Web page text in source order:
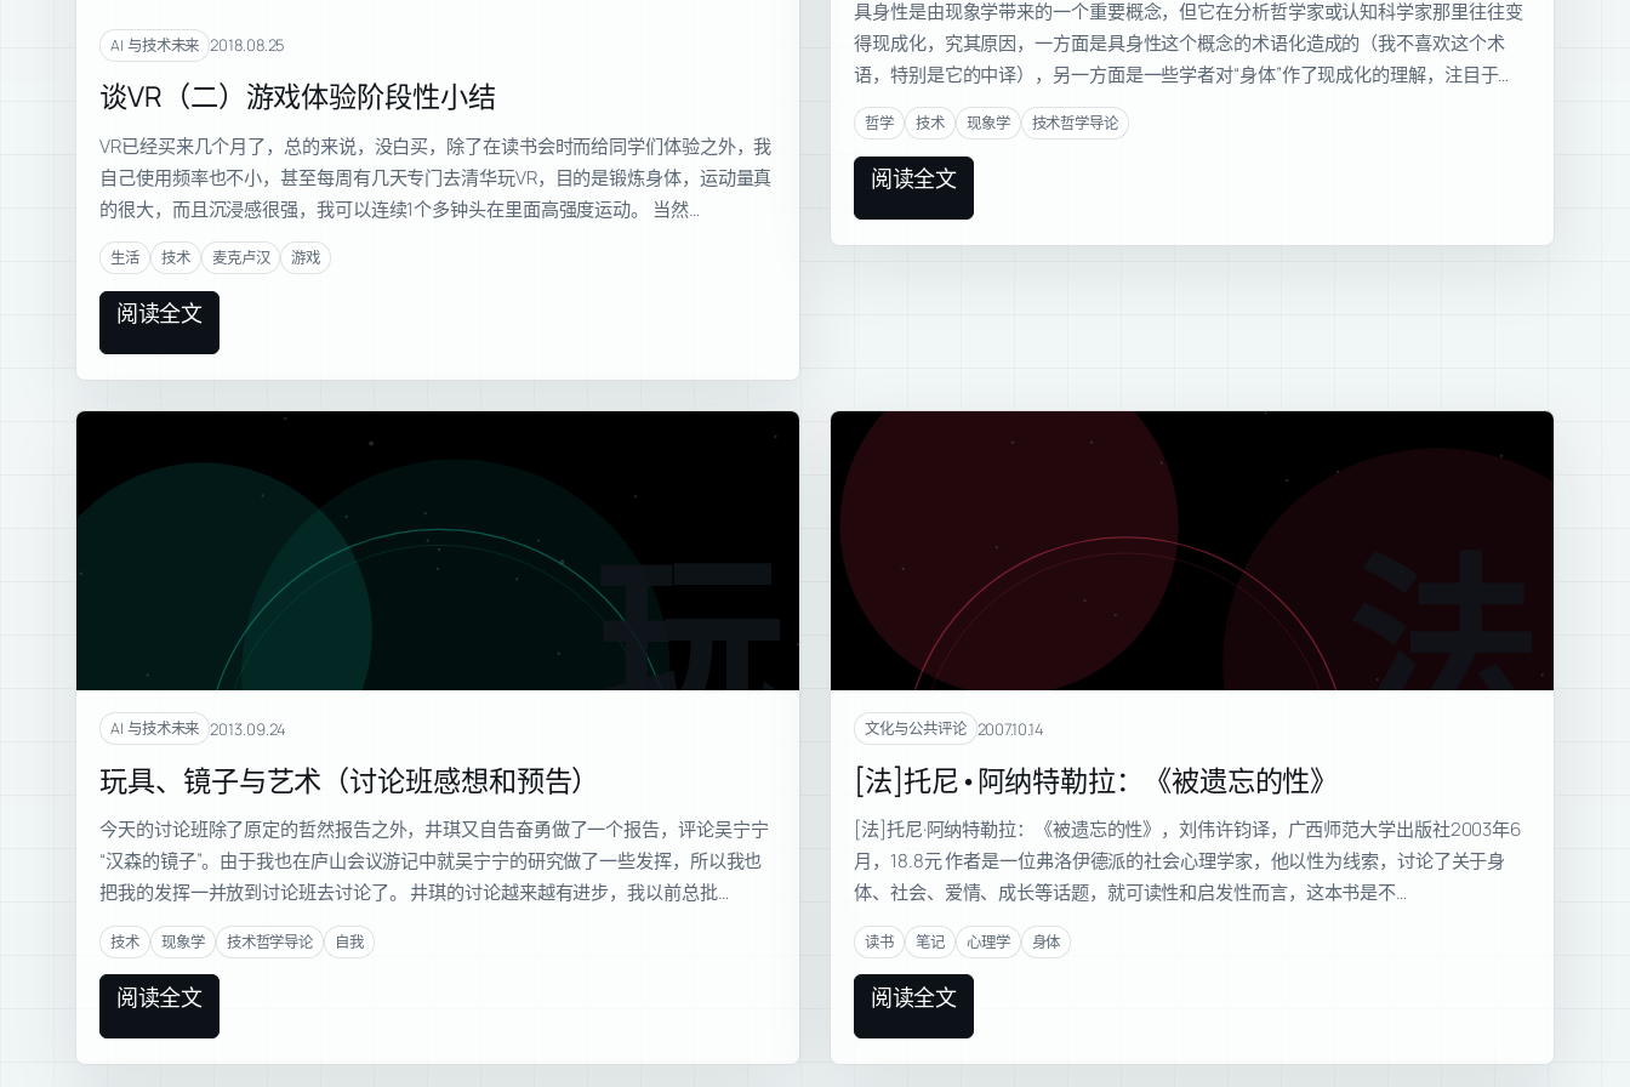
AI 与技术未来 2018.08.25
谈VR（二）游戏体验阶段性小结
VR已经买来几个月了，总的来说，没白买，除了在读书会时而给同学们体验之外，我
自己使用频率也不小，甚至每周有几天专门去清华玩VR，目的是锻炼身体，运动量真
的很大，而且沉浸感很强，我可以连续1个多钟头在里面高强度运动。 当然…
生活 技术 麦克卢汉 游戏
阅读全文
具身性是由现象学带来的一个重要概念，但它在分析哲学家或认知科学家那里往往变
得现成化，究其原因，一方面是具身性这个概念的术语化造成的（我不喜欢这个术
语，特别是它的中译），另一方面是一些学者对“身体”作了现成化的理解，注目于…
哲学 技术 现象学 技术哲学导论
阅读全文
玩具
AI 与技术未来 2013.09.24
玩具、镜子与艺术（讨论班感想和预告）
今天的讨论班除了原定的哲然报告之外，井琪又自告奋勇做了一个报告，评论吴宁宁
“汉森的镜子”。由于我也在庐山会议游记中就吴宁宁的研究做了一些发挥，所以我也
把我的发挥一并放到讨论班去讨论了。 井琪的讨论越来越有进步，我以前总批…
技术 现象学 技术哲学导论 自我
阅读全文
法
文化与公共评论 2007.10.14
[法]托尼•阿纳特勒拉：《被遗忘的性》
[法]托尼·阿纳特勒拉：《被遗忘的性》，刘伟许钧译，广西师范大学出版社2003年6
月，18.8元 作者是一位弗洛伊德派的社会心理学家，他以性为线索，讨论了关于身
体、社会、爱情、成长等话题，就可读性和启发性而言，这本书是不…
读书 笔记 心理学 身体
阅读全文